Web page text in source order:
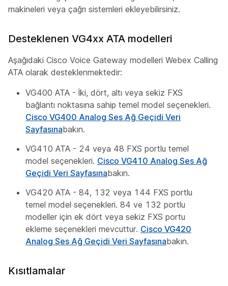
makineleri veya çağrı sistemleri ekleyebilirsiniz.
Desteklenen VG4xx ATA modelleri
Aşağıdaki Cisco Voice Gateway modelleri Webex Calling
ATA olarak desteklenmektedir:
VG400 ATA - İki, dört, altı veya sekiz FXS
bağlantı noktasına sahip temel model seçenekleri.
Cisco VG400 Analog Ses Ağ Geçidi Veri
Sayfasınabakın.
VG410 ATA - 24 veya 48 FXS portlu temel
model seçenekleri. Cisco VG410 Analog Ses Ağ
Geçidi Veri Sayfasınabakın.
VG420 ATA - 84, 132 veya 144 FXS portlu
temel model seçenekleri. 84 ve 132 portlu
modeller için ek dört veya sekiz FXS portu
ekleme seçenekleri mevcuttur. Cisco VG420
Analog Ses Ağ Geçidi Veri Sayfasınabakın.
Kısıtlamalar